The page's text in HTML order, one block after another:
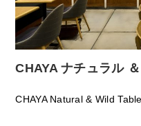
CHAYA ナチュラル
CHAYA Natural & Wild